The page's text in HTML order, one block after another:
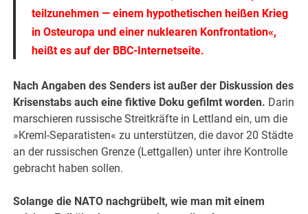
teilzunehmen — einem hypothetischen heißen Krieg
in Osteuropa und einer nuklearen Konfrontation«,
heißt es auf der BBC-Internetseite.
Nach Angaben des Senders ist außer der Diskussion des
Krisenstabs auch eine fiktive Doku gefilmt worden. Darin
marschieren russische Streitkräfte in Lettland ein, um die
»Kreml-Separatisten« zu unterstützen, die davor 20 Städte
an der russischen Grenze (Lettgallen) unter ihre Kontrolle
gebracht haben sollen.
Solange die NATO nachgrübelt, wie man mit einem